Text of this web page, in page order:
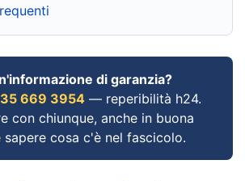
di garanzia?
669 3954 — reperibilità h24.
con chiunque, anche in buona
sapere cosa c'è nel fascicolo.